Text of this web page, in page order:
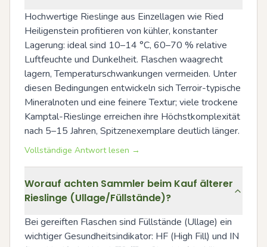
Hochwertige Rieslinge aus Einzellagen wie Ried
Heiligenstein profitieren von kühler, konstanter
Lagerung: ideal sind 10–14 °C, 60–70 % relative
Luftfeuchte und Dunkelheit. Flaschen waagrecht
lagern, Temperaturschwankungen vermeiden. Unter
diesen Bedingungen entwickeln sich Terroir-typische
Mineralnoten und eine feinere Textur; viele trockene
Kamptal-Rieslinge erreichen ihre Höchstkomplexität
nach 5–15 Jahren, Spitzenexemplare deutlich länger.
Vollständige Antwort lesen →
Worauf achten Sammler beim Kauf älterer
Rieslinge (Ullage/Füllstände)?
Bei gereiften Flaschen sind Füllstände (Ullage) ein
wichtiger Gesundheitsindikator: HF (High Fill) und IN